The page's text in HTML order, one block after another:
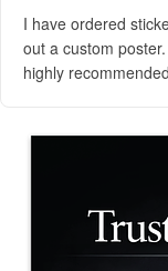
I have ordered
out a custom
highly